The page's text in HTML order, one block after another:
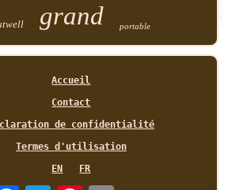
grand portable
Accueil
Contact
de confidentialité
Termes d'utilisation
EN
FR